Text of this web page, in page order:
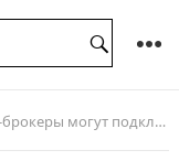
подключиться к межброкерской сети Pelican